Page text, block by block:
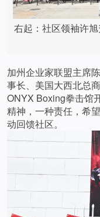
右起：社区领袖许旭
加州企业家联盟主席
事长、美国大西北总
ONYX Boxing拳击馆
精神，一种责任，希
动回馈社区。